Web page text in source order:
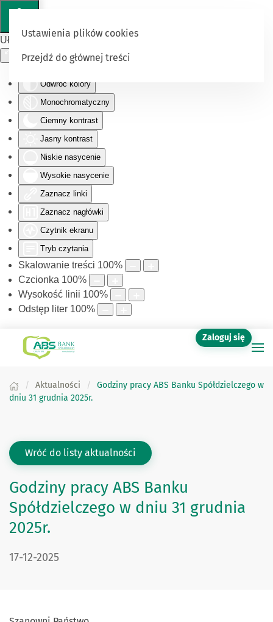
Ułatwienia dostępu
Odwróć kolory
Monochromatyczny
Ciemny kontrast
Jasny kontrast
Niskie nasycenie
Wysokie nasycenie
Zaznacz linki
Zaznacz nagłówki
Czytnik ekranu
Tryb czytania
Skalowanie treści 100%
Czcionka 100%
Wysokość linii 100%
Odstęp liter 100%
Ustawienia plików cookies
Przejdź do głównej treści
Zaloguj się
Aktualności
Godziny pracy ABS Banku Spółdzielczego w
dniu 31 grudnia 2025r.
Wróć do listy aktualności
Godziny pracy ABS Banku
Spółdzielczego w dniu 31 grudnia
2025r.
DATA PUBLIKACJI:
17-12-2025